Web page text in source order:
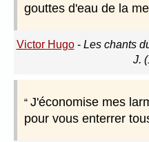
gouttes d'eau de la
Victor Hugo- Les chants
J.
J'économise mes
pour vous enterrer